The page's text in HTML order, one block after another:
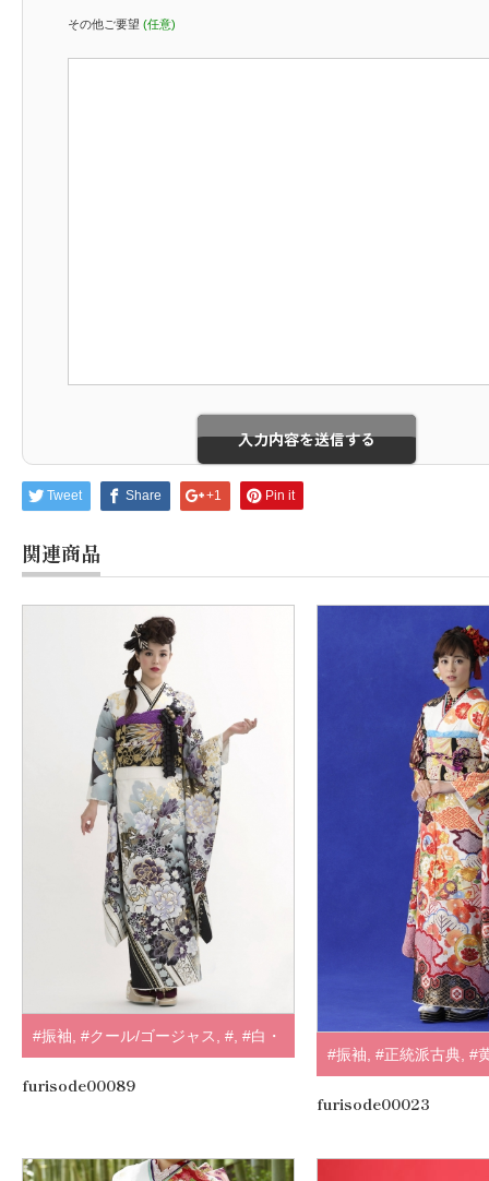
その他ご要望 (任意)
Tweet Share +1 Pin it
関連商品
#振袖 #クール/ゴージャス # #白・
クリーム,#黒,
furisode00089
#振袖 #正統派古典 #
#白・クリーム,
furisode00023